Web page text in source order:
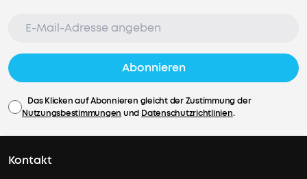
Abonnieren
Das Klicken auf Abonnieren gleicht der Zustimmung der
Nutzungsbestimmungen und Datenschutzrichtlinien.
Kontakt